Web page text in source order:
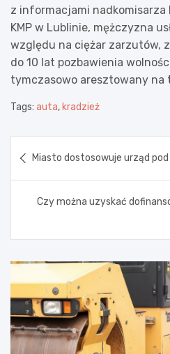
z informacjami nadkomisarza
KMP w Lublinie, mężczyzna
względu na ciężar zarzutów,
do 10 lat pozbawienia
tymczasowo aresztowany na
Tags: auta, kradzież
wpisu
Miasto dostosowuje urząd
Czy można uzyskać